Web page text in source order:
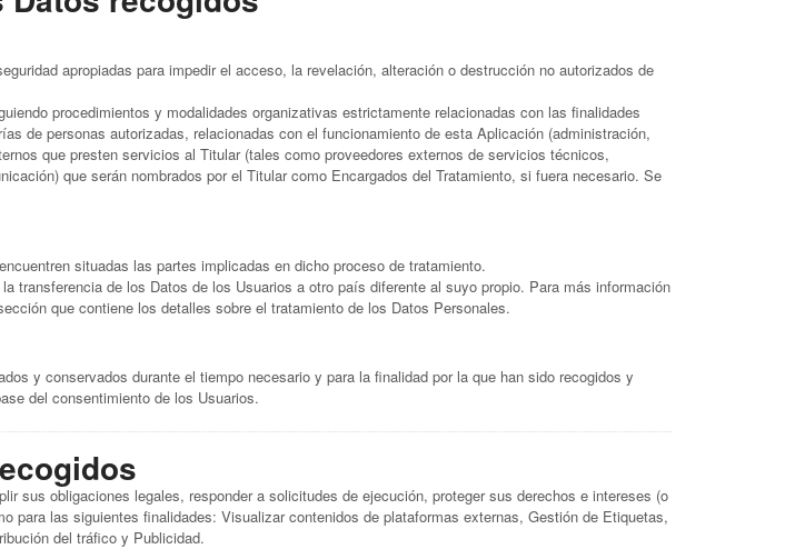
apropiadas para impedir el acceso, la revelación, alteración o destrucción no autorizados de
procedimientos y modalidades organizativas estrictamente relacionadas con las finalidades
de personas autorizadas, relacionadas con el funcionamiento de esta Aplicación (administración,
que presten servicios al Titular (tales como proveedores externos de servicios técnicos,
que serán nombrados por el Titular como Encargados del Tratamiento, si fuera necesario. Se
situadas las partes implicadas en dicho proceso de tratamiento.
transferencia de los Datos de los Usuarios a otro país diferente al suyo propio. Para más información
que contiene los detalles sobre el tratamiento de los Datos Personales.
y conservados durante el tiempo necesario y para la finalidad por la que han sido recogidos y
del consentimiento de los Usuarios.
sus obligaciones legales, responder a solicitudes de ejecución, proteger sus derechos e intereses (o
las siguientes finalidades: Visualizar contenidos de plataformas externas, Gestión de Etiquetas,
del tráfico y Publicidad.